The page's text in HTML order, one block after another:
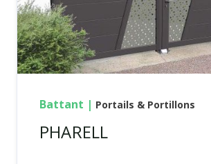
Battant | Portails & Portillons
PHARELL